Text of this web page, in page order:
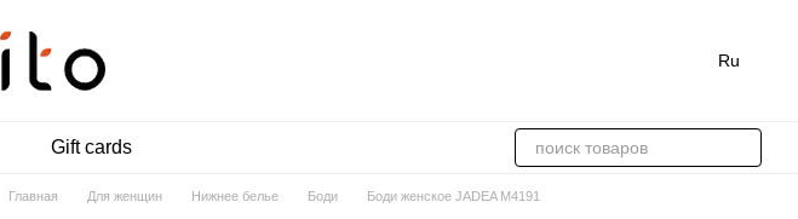
Ru
Gift cards
Главная Для женщин Нижнее белье Боди Боди женское JADEA M4191